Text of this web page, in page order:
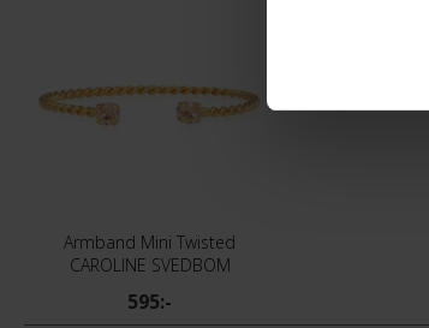
Armband Mini Twisted
CAROLINE SVEDBOM
595:-